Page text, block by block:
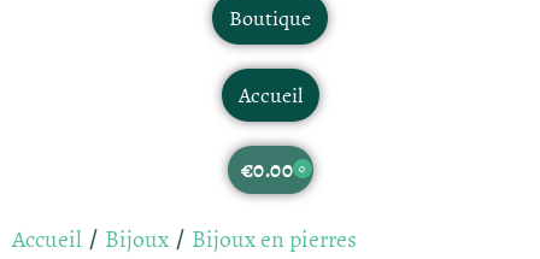
Boutique
Accueil
€0.00 0
Accueil / Bijoux / Bijoux en pierres